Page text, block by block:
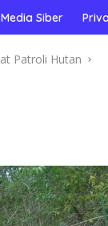
Siber
Patroli Hutan